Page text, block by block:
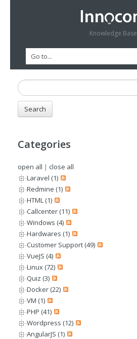
Knowledge Base
Categories
open all | close all
Laravel (1)
Redmine (1)
HTML (1)
Callcenter (11)
Windows (4)
Hardwares (1)
Customer Support (49)
VueJS (4)
Linux (72)
Quiz (3)
Docker (22)
VM (1)
PHP (41)
Wordpress (12)
AngularJS (1)